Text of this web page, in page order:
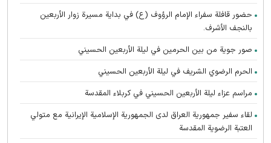
حضور قافلة سفراء الإمام الرؤوف (ع) في بدایة مسيرة زوار الأربعين
بالنجف الأشرف.
صور جوية من بين الحرمين في ليلة الأربعين الحسيني
الحرم الرضوي الشریف في ليلة الأربعين الحسيني
مراسم عزاء ليلة الأربعين الحسيني في كربلاء المقدسة
لقاء سفير جمهورية العراق لدى الجمهورية الإسلامية الإيرانية مع متولي
العتبة الرضوية المقدسة